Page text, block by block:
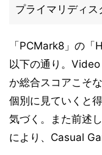
プライマリディス
「PCMark8」の
以下の通り。
か総合スコアこそ
個別に見ていくと
気づく。また前述
により、Casual